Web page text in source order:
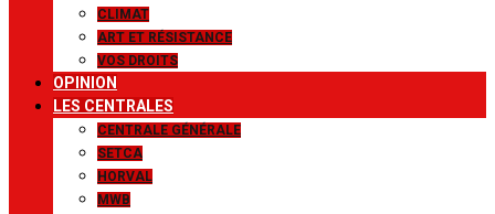
CLIMAT
ART ET RÉSISTANCE
VOS DROITS
OPINION
LES CENTRALES
CENTRALE GÉNÉRALE
SETCA
HORVAL
MWB